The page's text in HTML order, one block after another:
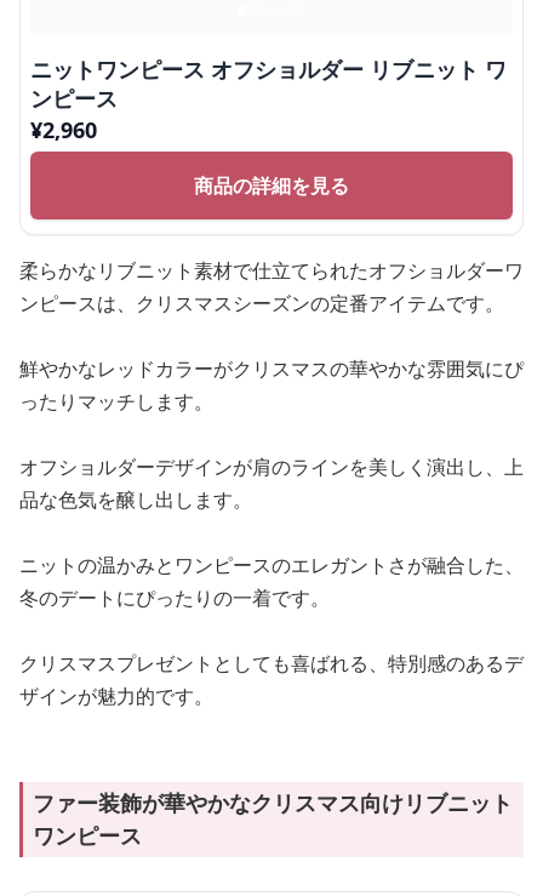
ニットワンピース オフショルダー リブニット ワ
ンピース
¥2,960
商品の詳細を見る
柔らかなリブニット素材で仕立てられたオフショルダーワ
ンピースは、クリスマスシーズンの定番アイテムです。
鮮やかなレッドカラーがクリスマスの華やかな雰囲気にぴ
ったりマッチします。
オフショルダーデザインが肩のラインを美しく演出し、上
品な色気を醸し出します。
ニットの温かみとワンピースのエレガントさが融合した、
冬のデートにぴったりの一着です。
クリスマスプレゼントとしても喜ばれる、特別感のあるデ
ザインが魅力的です。
ファー装飾が華やかなクリスマス向けリブニット
ワンピース